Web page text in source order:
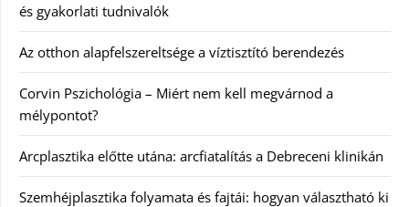
és gyakorlati tudnivalók
Az otthon alapfelszereltsége a víztisztító berendezés
Corvin Pszichológia – Miért nem kell megvárnod a
mélypontot?
Arcplasztika előtte utána: arcfiatalítás a Debreceni klinikán
Szemhéjplasztika folyamata és fajtái: hogyan választható ki